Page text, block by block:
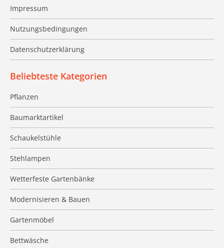
Impressum
Nutzungsbedingungen
Datenschutzerklärung
Beliebteste Kategorien
Pflanzen
Baumarktartikel
Schaukelstühle
Stehlampen
Wetterfeste Gartenbänke
Modernisieren & Bauen
Gartenmöbel
Bettwäsche